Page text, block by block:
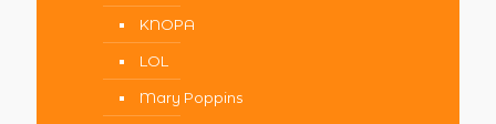
KNOPA
LOL
Mary Poppins